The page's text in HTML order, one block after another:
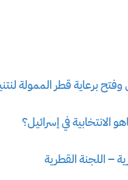
برعاية قطر الممولة
الانتخابية في إسرائيل؟